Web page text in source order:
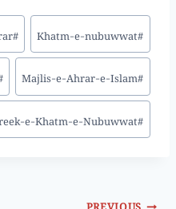
#
Khatm-e-nubuwwat
#
#
Majlis-e-Ahrar-e-Islam
#
e-Khatm-e-Nubuwwat